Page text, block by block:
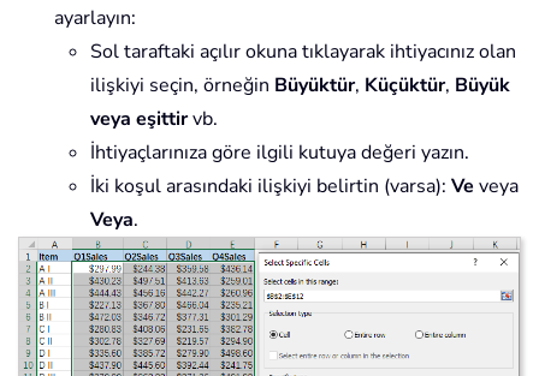
ayarlayın:
Sol taraftaki açılır okuna tıklayarak ihtiyacınız olan
ilişkiyi seçin, örneğin Büyüktür, Küçüktür, Büyük
veya eşittirvb.
İhtiyaçlarınıza göre ilgili kutuya değeri yazın.
İki koşul arasındaki ilişkiyi belirtin (varsa): Ve veya
Veya.